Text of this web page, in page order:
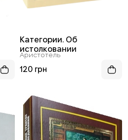
Категории. Об
истолковании
Аристотель
120 грн